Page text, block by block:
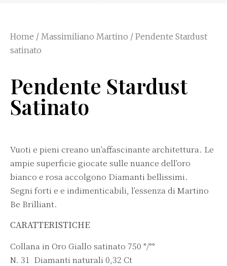
Home / Massimiliano Martino / Pendente Stardust
satinato
Pendente Stardust
Satinato
Vuoti e pieni creano un’affascinante architettura. Le
ampie superficie giocate sulle nuance dell’oro
bianco e rosa accolgono Diamanti bellissimi.
Segni forti e e indimenticabili, l’essenza di Martino
Be Brilliant.
CARATTERISTICHE
Collana in Oro Giallo satinato 750 °/°°
N. 31 Diamanti naturali 0,32 Ct